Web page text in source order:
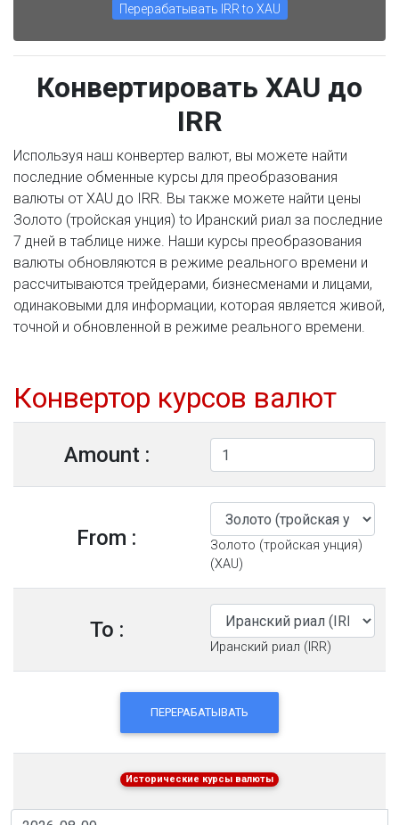
Перерабатывать IRR to XAU
Конвертировать XAU до
IRR
Используя наш конвертер валют, вы можете найти
последние обменные курсы для преобразования
валюты от XAU до IRR. Вы также можете найти цены
Золото (тройская унция) to Иранский риал за последние
7 дней в таблице ниже. Наши курсы преобразования
валюты обновляются в режиме реального времени и
рассчитываются трейдерами, бизнесменами и лицами,
одинаковыми для информации, которая является живой,
точной и обновленной в режиме реального времени.
Конвертор курсов валют
Amount :
From :
Золото (тройская унция)
(XAU)
To :
Иранский риал (IRR)
ПЕРЕРАБАТЫВАТЬ
Исторические курсы валюты